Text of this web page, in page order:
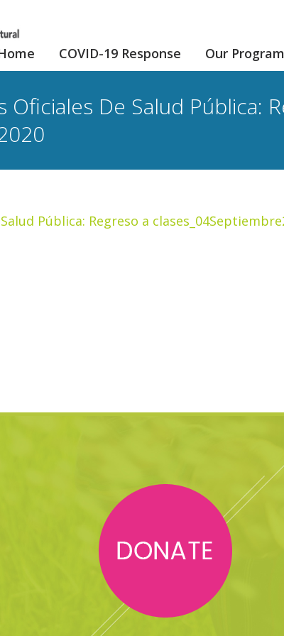
COVID-19 Response Our
Oficiales De Salud Pública:
Pública: Regreso a